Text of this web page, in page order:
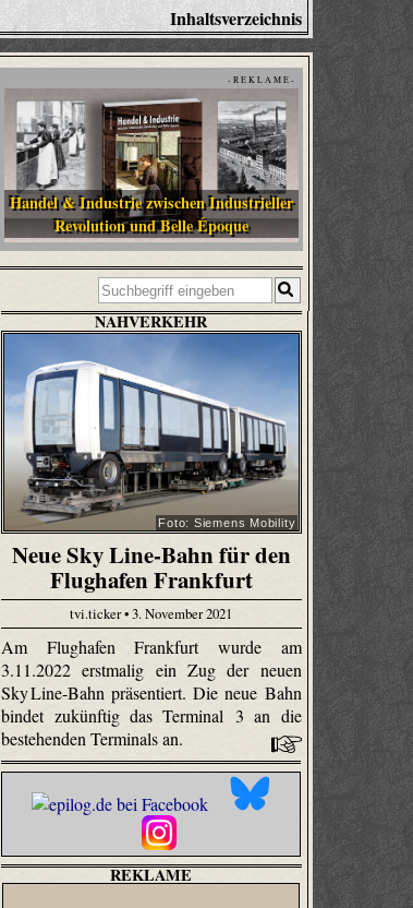
Inhaltsverzeichnis
- R E K L A M E -
Handel & Industrie zwischen Industrieller
Revolution und Belle Époque
NAHVERKEHR
Foto: Siemens Mobility
Neue Sky Line-Bahn für den
Flughafen Frankfurt
tvi.ticker • 3. November 2021
Am Flughafen Frankfurt wurde am
3.11.2022 erstmalig ein Zug der neuen
Sky Line-Bahn präsentiert. Die neue Bahn
bindet zukünftig das Terminal 3 an die
bestehenden Terminals an.
REKLAME